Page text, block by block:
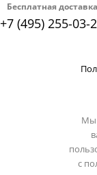
Бесплатная доставка
+7 (495) 255-03-
Мы
с